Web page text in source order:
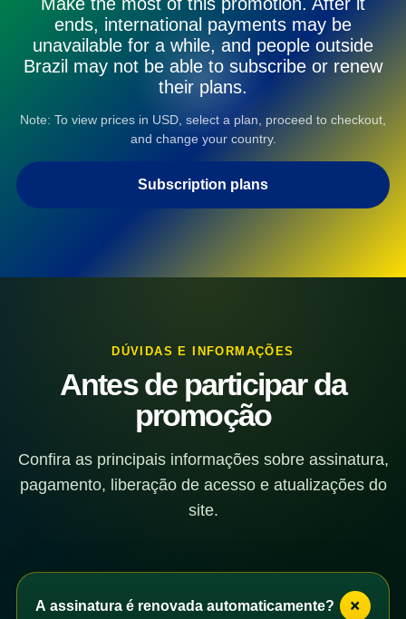
ends, international payments may be
unavailable for a while, and people outside
Brazil may not be able to subscribe or renew
their plans.
Note: To view prices in USD, select a plan, proceed to checkout,
and change your country.
Subscription plans
DÚVIDAS E INFORMAÇÕES
Antes de participar da
promoção
Confira as principais informações sobre assinatura,
pagamento, liberação de acesso e atualizações do
site.
A assinatura é renovada automaticamente? +